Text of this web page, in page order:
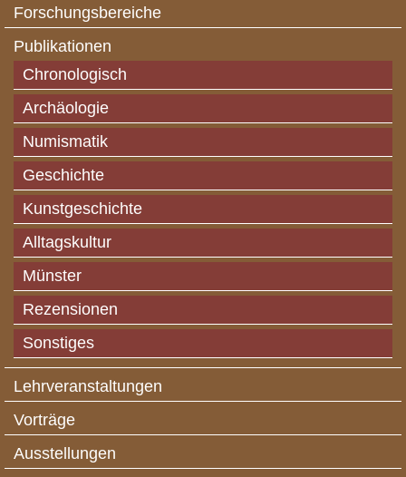
Forschungsbereiche
Publikationen
Chronologisch
Archäologie
Numismatik
Geschichte
Kunstgeschichte
Alltagskultur
Münster
Rezensionen
Sonstiges
Lehrveranstaltungen
Vorträge
Ausstellungen